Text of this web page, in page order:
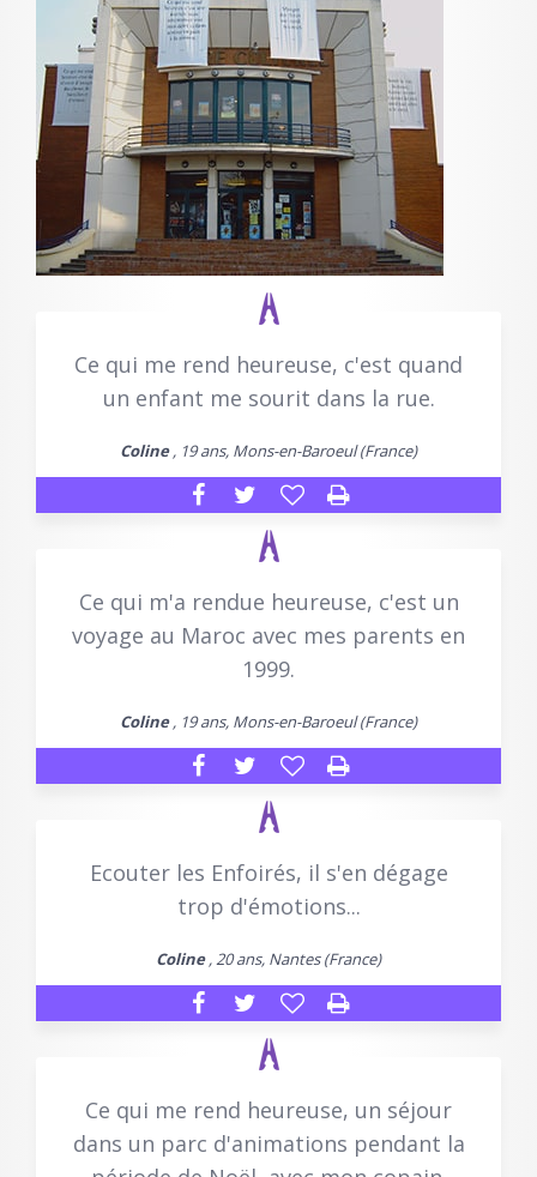
Ce qui me rend heureuse, c'est quand
un enfant me sourit dans la rue.
Coline, 19 ans, Mons-en-Baroeul (France)
Ce qui m'a rendue heureuse, c'est un
voyage au Maroc avec mes parents en
1999.
Coline, 19 ans, Mons-en-Baroeul (France)
Ecouter les Enfoirés, il s'en dégage
trop d'émotions...
Coline, 20 ans, Nantes (France)
Ce qui me rend heureuse, un séjour
dans un parc d'animations pendant la